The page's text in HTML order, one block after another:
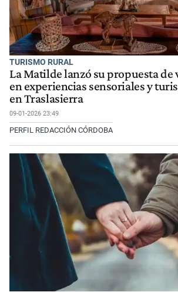
TURISMO RURAL
La Matilde lanzó su propuesta de
en experiencias sensoriales y
en Traslasierra
09-01-2026 23:49
PERFIL REDACCIÓN CÓRDOBA